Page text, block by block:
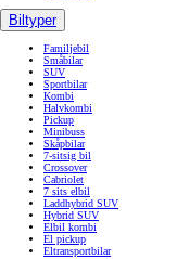
Biltyper
Familjebil
Småbilar
SUV
Sportbilar
Kombi
Halvkombi
Pickup
Minibuss
Skåpbilar
7-sitsig bil
Crossover
Cabriolet
7 sits elbil
Laddhybrid SUV
Hybrid SUV
Elbil kombi
El pickup
Eltransportbilar